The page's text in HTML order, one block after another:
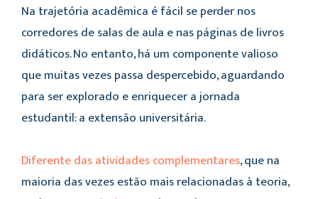
Na trajetória acadêmica é fácil se perder nos
corredores de salas de aula e nas páginas de livros
didáticos. No entanto, há um componente valioso
que muitas vezes passa despercebido, aguardando
para ser explorado e enriquecer a jornada
estudantil: a extensão universitária.
Diferente das atividades complementares, que na
maioria das vezes estão mais relacionadas à teoria,